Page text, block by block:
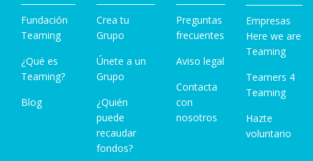
Fundación
Teaming
¿Qué es
Teaming?
Blog
Crea tu
Grupo
Únete a un
Grupo
¿Quién
puede
recaudar
fondos?
Preguntas
frecuentes
Aviso legal
Contacta
con
nosotros
Empresas
Here we are
Teaming
Teamers 4
Teaming
Hazte
voluntario